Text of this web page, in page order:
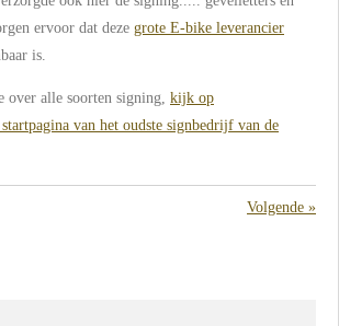
ervoor dat deze grote E-bike leverancier
is.
over alle soorten signing, kijk op
van het oudste signbedrijf van de
Volgende »